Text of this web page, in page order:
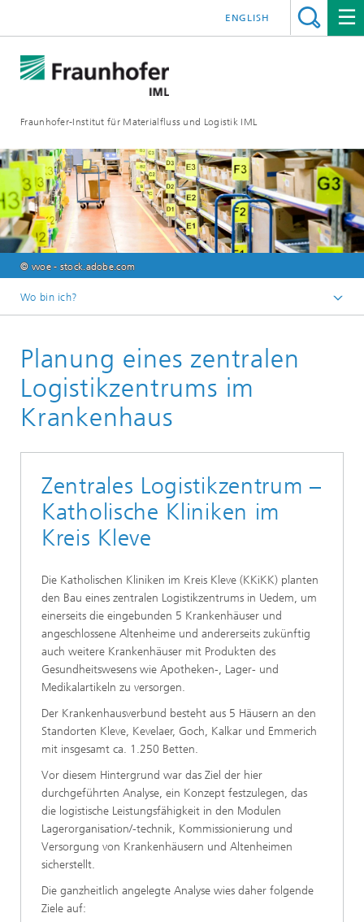
Fraunhofer-Institut für Materialfluss und Logistik IML
ENGLISH
© vvoe - stock.adobe.com
Wo bin ich?
Logistik, Verkehr und Umwelt
Referenzen
Referenzen Krankenhauslogistik
Referenzen Logistikzentrum
Planung eines zentralen
Logistikzentrums im
Krankenhaus
Zentrales Logistikzentrum –
Katholische Kliniken im
Kreis Kleve
Die Katholischen Kliniken im Kreis Kleve (KKiKK) planten
den Bau eines zentralen Logistikzentrums in Uedem, um
einerseits die eingebunden 5 Krankenhäuser und
angeschlossene Altenheime und andererseits zukünftig
auch weitere Krankenhäuser mit Produkten des
Gesundheitswesens wie Apotheken-, Lager- und
Medikalartikeln zu versorgen.
Der Krankenhausverbund besteht aus 5 Häusern an den
Standorten Kleve, Kevelaer, Goch, Kalkar und Emmerich
mit insgesamt ca. 1.250 Betten.
Vor diesem Hintergrund war das Ziel der hier
durchgeführten Analyse, ein Konzept festzulegen, das
die logistische Leistungsfähigkeit in den Modulen
Lagerorganisation/-technik, Kommissionierung und
Versorgung von Krankenhäusern und Altenheimen
sicherstellt.
Die ganzheitlich angelegte Analyse wies daher folgende
Ziele auf: